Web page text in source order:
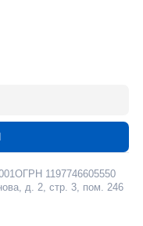
ОГРН 1197746605550
д. 2, стр. 3, пом. 246